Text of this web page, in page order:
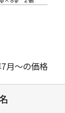
月～の価格